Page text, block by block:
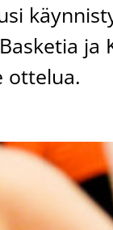
ja
ottelua.